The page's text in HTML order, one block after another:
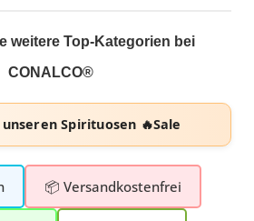
weitere Top-Kategorien bei
CONALCO®
unserenSpirituosen 🔥Sale
📦 Versandkostenfrei